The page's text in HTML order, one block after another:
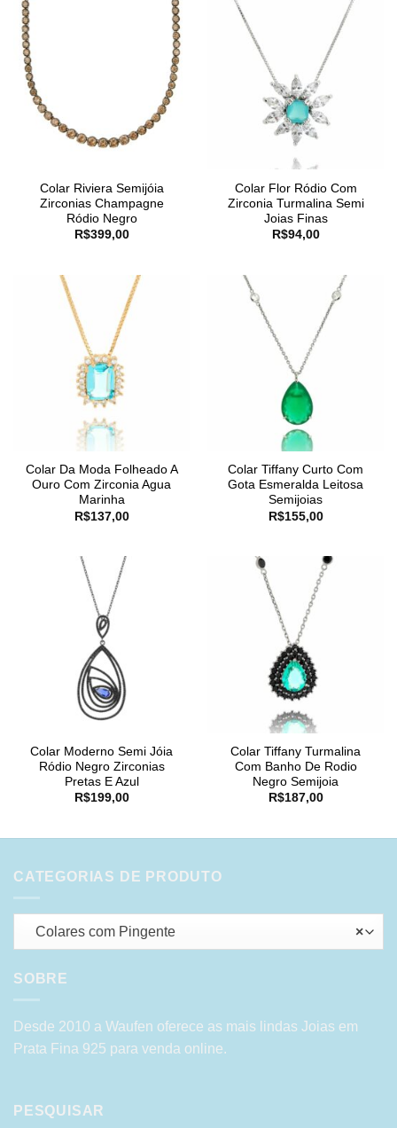
Colar Riviera Semijóia
Zirconias Champagne
Ródio Negro
R$399,00
Colar Flor Ródio Com
Zirconia Turmalina Semi
Joias Finas
R$94,00
Colar Da Moda Folheado A
Ouro Com Zirconia Agua
Marinha
R$137,00
Colar Tiffany Curto Com
Gota Esmeralda Leitosa
Semijoias
R$155,00
Colar Moderno Semi Jóia
Ródio Negro Zirconias
Pretas E Azul
R$199,00
Colar Tiffany Turmalina
Com Banho De Rodio
Negro Semijoia
R$187,00
CATEGORIAS DE PRODUTO
×
Colares com Pingente
SOBRE
Desde 2010 a Waufen oferece as mais lindas Joias em
Prata Fina 925 para venda online.
PESQUISAR